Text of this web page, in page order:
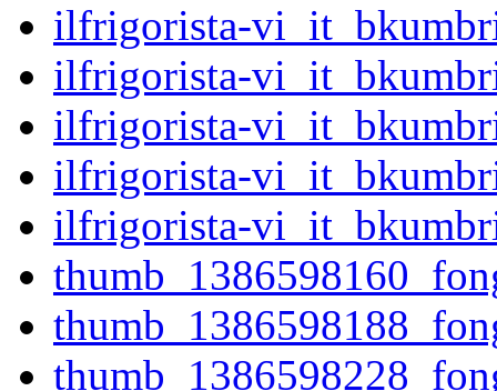
ilfrigorista-
ilfrigorista-
ilfrigorista-
ilfrigorista-
ilfrigorista-